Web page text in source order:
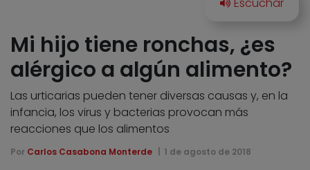
Mi hijo tiene ronchas, ¿es
alérgico a algún alimento?
Las urticarias pueden tener diversas causas y, en la
infancia, los virus y bacterias provocan más
reacciones que los alimentos
Por Carlos Casabona Monterde 1 de agosto de 2018